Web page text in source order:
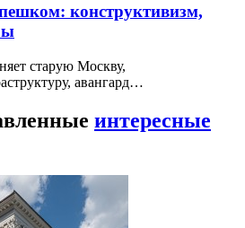
конструктивизм,
старую Москву,
авангард…
интересные